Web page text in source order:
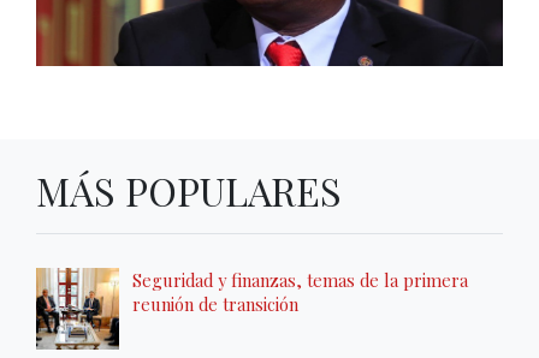
MÁS POPULARES
Seguridad y finanzas, temas de la primera
reunión de transición